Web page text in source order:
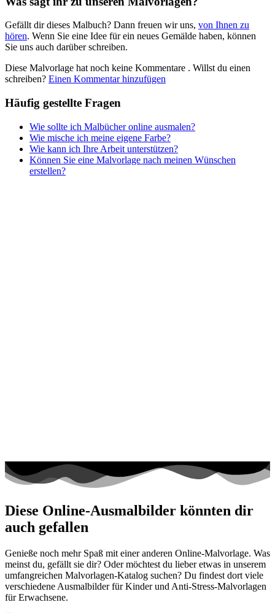
Nezaradené
Unkategorisiert
Gefällt dir dieses Malbuch? Dann freuen wir uns, von Ihnen zu
hören. Wenn Sie eine Idee für ein neues Gemälde haben, können
Sie uns auch darüber schreiben.
Diese Malvorlage hat noch keine Kommentare . Willst du einen
schreiben? Einen Kommentar hinzufügen
Häufig gestellte Fragen
Wie sollte ich Malbücher online ausmalen?
Wie mische ich meine eigene Farbe?
Wie kann ich Ihre Arbeit unterstützen?
Können Sie eine Malvorlage nach meinen Wünschen
erstellen?
Diese Online-Ausmalbilder könnten dir
auch gefallen
Genieße noch mehr Spaß mit einer anderen Online-Malvorlage. Was
meinst du, gefällt sie dir? Oder möchtest du lieber etwas in unserem
umfangreichen Malvorlagen-Katalog suchen? Du findest dort viele
verschiedene Ausmalbilder für Kinder und Anti-Stress-Malvorlagen
für Erwachsene.